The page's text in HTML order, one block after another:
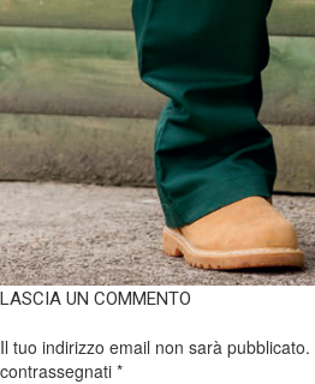
LASCIA UN COMMENTO
Il tuo indirizzo email non sarà pubblicato.
contrassegnati *